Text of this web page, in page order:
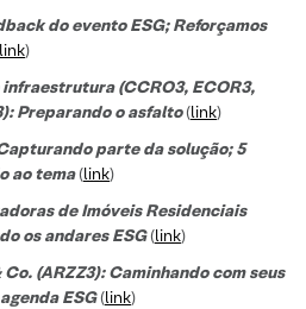
do evento ESG; Reforçamos
link)
(CCRO3, ECOR3,
Preparando o asfalto(link)
parte da solução; 5
ao tema(link)
de Imóveis Residenciais
os andares ESG(link)
(ARZZ3): Caminhando com seus
ESG(link)